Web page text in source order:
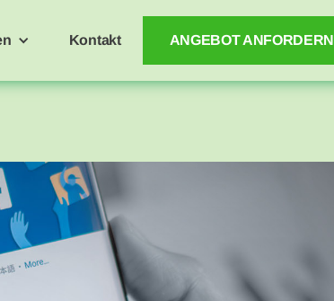
Kontakt ANGEBOT ANFORDERN